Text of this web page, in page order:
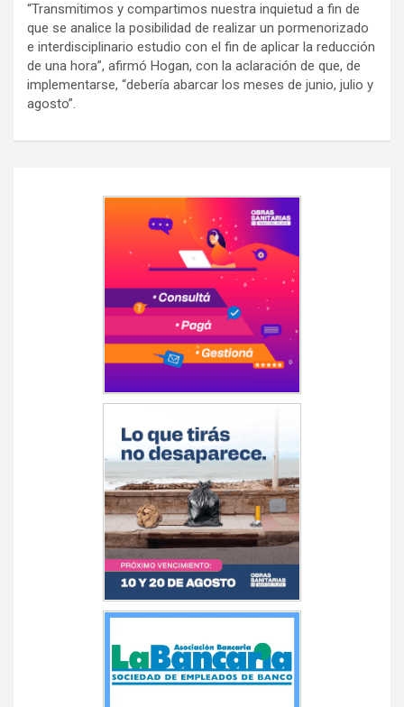
“Transmitimos y compartimos nuestra inquietud a fin de
que se analice la posibilidad de realizar un pormenorizado
e interdisciplinario estudio con el fin de aplicar la reducción
de una hora”, afirmó Hogan, con la aclaración de que, de
implementarse, “debería abarcar los meses de junio, julio y
agosto”.